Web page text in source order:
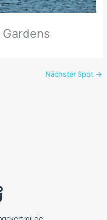
Nächster Spot →